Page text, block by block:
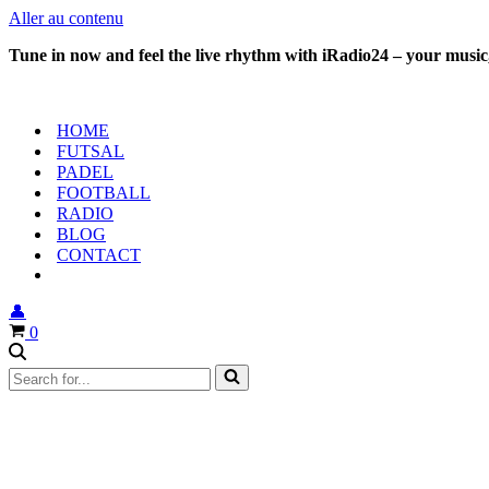
Aller au contenu
Tune in now and feel the live rhythm with iRadio24 – your
HOME
FUTSAL
PADEL
FOOTBALL
RADIO
BLOG
CONTACT
👤
Panier
0
Rechercher...